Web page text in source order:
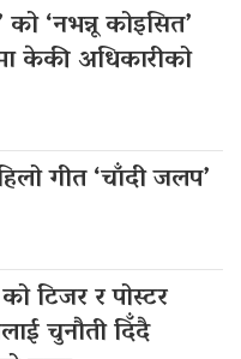
को ‘नभन्नू कोइसित’
केकी अधिकारीको
गीत ‘चाँदी जलप’
टिजर र पोस्टर
चुनौती दिँदै